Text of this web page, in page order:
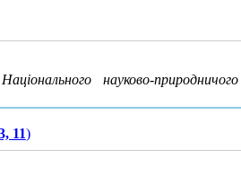
науково-
11)